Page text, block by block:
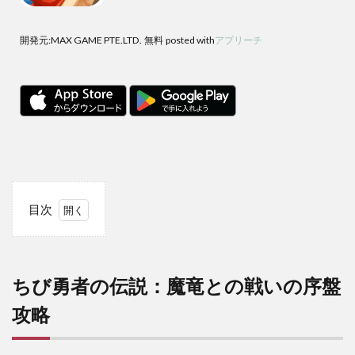
開発元:MAX GAME PTE.LTD. 無料 posted withアプリーチ
目次
の伝
説：
魔竜
との
戦い
ちび勇者の伝説：魔竜との戦いの序盤
攻略